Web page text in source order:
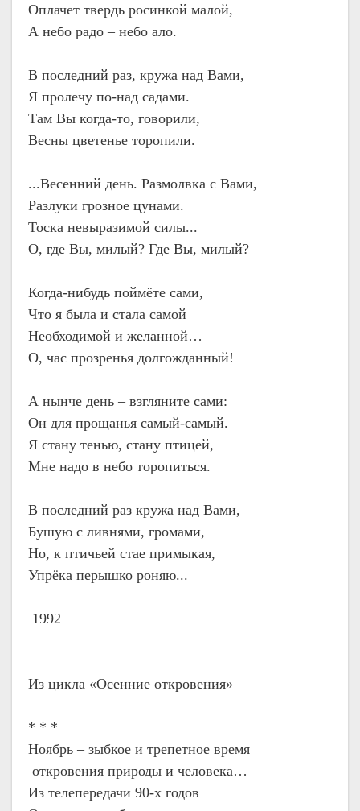
Оплачет твердь росинкой малой,
А небо радо – небо ало.
В последний раз, кружа над Вами,
Я пролечу по-над садами.
Там Вы когда-то, говорили,
Весны цветенье торопили.
...Весенний день. Размолвка с Вами,
Разлуки грозное цунами.
Тоска невыразимой силы...
О, где Вы, милый? Где Вы, милый?
Когда-нибудь поймёте сами,
Что я была и стала самой
Необходимой и желанной…
О, час прозренья долгожданный!
А нынче день – взгляните сами:
Он для прощанья самый-самый.
Я стану тенью, стану птицей,
Мне надо в небо торопиться.
В последний раз кружа над Вами,
Бушую с ливнями, громами,
Но, к птичьей стае примыкая,
Упрёка перышко роняю...
1992
Из цикла «Осенние откровения»
* * *
Ноябрь – зыбкое и трепетное время
откровения природы и человека…
Из телепередачи 90-х годов